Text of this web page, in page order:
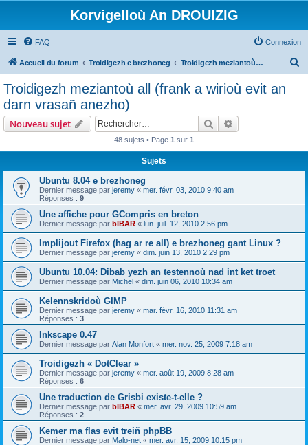
Korvigelloù An DROUIZIG
FAQ Connexion
Accueil du forum Troidigezh e brezhoneg Troidigezh meziantoù all (frank a wirioù evit an darn vrasañ anezho)
Troidigezh meziantoù all (frank a wirioù evit an
darn vrasañ anezho)
Nouveau sujet Rechercher
48 sujets • Page 1 sur 1
Sujets
Ubuntu 8.04 e brezhoneg
Dernier message par jeremy « mer. févr. 03, 2010 9:40 am
Réponses : 9
Une affiche pour GCompris en breton
Dernier message par bIBAR « lun. juil. 12, 2010 2:56 pm
Implijout Firefox (hag ar re all) e brezhoneg gant Linux ?
Dernier message par jeremy « dim. juin 13, 2010 2:29 pm
Ubuntu 10.04: Dibab yezh an testennoù nad int ket troet
Dernier message par Michel « dim. juin 06, 2010 10:34 am
Kelennskridoù GIMP
Dernier message par jeremy « mar. févr. 16, 2010 11:31 am
Réponses : 3
Inkscape 0.47
Dernier message par Alan Monfort « mer. nov. 25, 2009 7:18 am
Troidigezh « DotClear »
Dernier message par jeremy « mer. août 19, 2009 8:28 am
Réponses : 6
Une traduction de Grisbi existe-t-elle ?
Dernier message par bIBAR « mer. avr. 29, 2009 10:59 am
Réponses : 2
Kemer ma flas evit treiñ phpBB
Dernier message par Malo-net « mer. avr. 15, 2009 10:15 pm